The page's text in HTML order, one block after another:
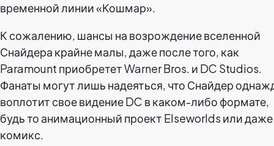
временной линии «Кошмар».
К сожалению, шансы на возрождение вселенной
Снайдера крайне малы, даже после того, как
Paramount приобретет Warner Bros. и DC Studios.
Фанаты могут лишь надеяться, что Снайдер
воплотит свое видение DC в каком-либо формате,
будь то анимационный проект Elseworlds или даже
комикс.